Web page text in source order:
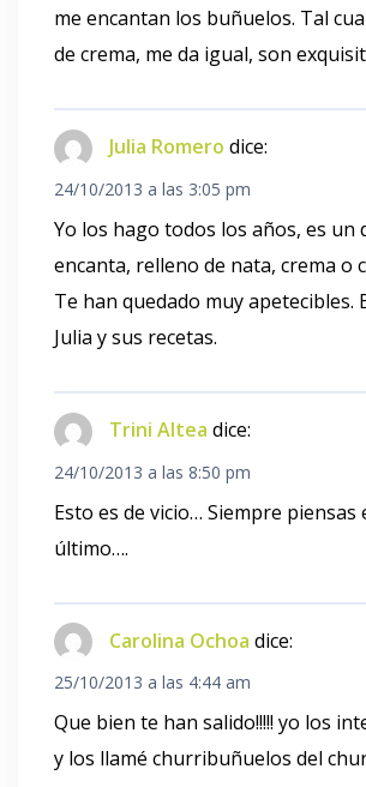
me encantan los buñuelos. Tal
de crema, me da igual, son
Julia Romero dice:
24/10/2013 a las 3:05 pm
Yo los hago todos los años, es un
encanta, relleno de nata, crema o
Te han quedado muy apetecibles.
Julia y sus recetas.
Trini Altea dice:
24/10/2013 a las 8:50 pm
Esto es de vicio… Siempre piensas
último….
Carolina Ochoa dice:
25/10/2013 a las 4:44 am
Que bien te han salido!!!!! yo los
y los llamé churribuñuelos del